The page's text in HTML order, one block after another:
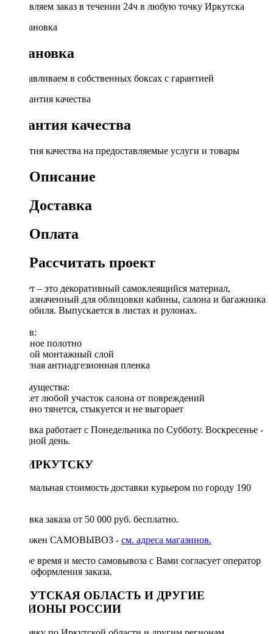
Доставляем заказ в течении 24ч в любую точку Иркутска
Установка
Устанавливаем в собственных боксах с гарантией
Гарантия качества
Гарантия качества на предоставляемые услуги и товары
Описание
Доставка
Оплата
Рассчитать проект
Карпет – это декоративный самоклеящийся материал,
предназначенный для облицовки кабины, салона и багажника
автомобиля. Выпускается в листах и рулонах.
Cостав:
Нетканое полотно
Клеевой монтажный слой
Защитная антиадгезионная пленка
Преимущества:
Бережет любой участок салона от повреждений
Отлично тянется, стыкуется и не выгорает
Доставка работает с Понедельника по Субботу. Воскресенье -
выходной день.
ПО ИРКУТСКУ
Минимальная стоимость доставки курьером по городу 190
Доставка заказа от 50 000 руб. бесплатно.
Возможен САМОВЫВОЗ - см. адреса магазинов.
Точное время и место самовывоза с Вами согласует оператор
после оформления заказа.
ИРКУТСКАЯ ОБЛАСТЬ И ДРУГИЕ
РЕГИОНЫ РОССИИ